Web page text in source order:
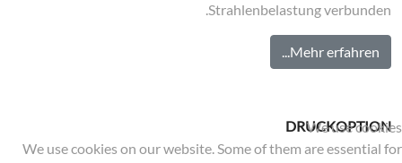
Strahlenbelastung verbunden.
Mehr erfahren...
DRUCKOPTION
We use cookies
We use cookies on our website. Some of them are essential for